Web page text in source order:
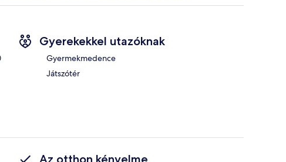
Gyerekekkel utazóknak
Gyermekmedence
Játszótér